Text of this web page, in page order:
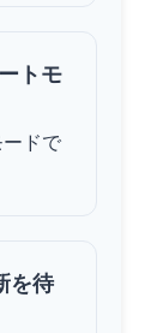
トモ
ドで
を待